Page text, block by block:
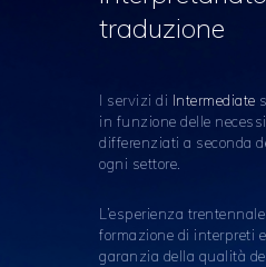
traduzione
I servizi di Intermediate
in funzione delle
differenziati a seconda
ogni settore.
L’esperienza
formazione di interpreti
garanzia della qualità